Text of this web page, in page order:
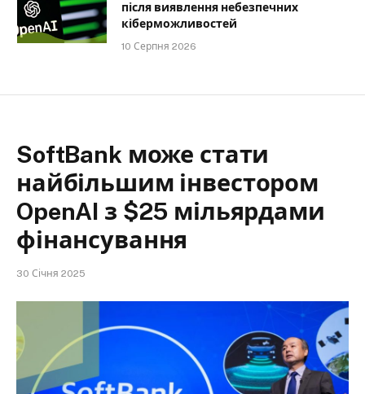
після виявлення небезпечних
кіберможливостей
10 Серпня 2026
SoftBank може стати
найбільшим інвестором
OpenAI з $25 мільярдами
фінансування
30 Січня 2025